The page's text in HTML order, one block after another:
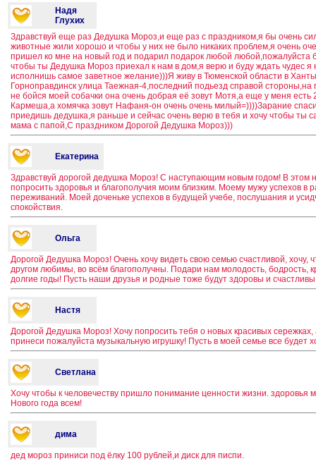
Надя
Глухих
Здравствуй еще раз Дедушка Мороз,и еще раз с праздником,я бы очень
животные жили хорошо и чтобы у них не было никаких проблем,я очень
пришел ко мне на новый год и подарил подарок любой любой,пожалуйста
чтобы ты Дедушка Мороз приехал к нам в дом,я верю и буду ждать чудес
исполнишь самое заветное желание)))Я живу в Тюменской области в
Горноправдинск улица Таежная-4,последний подьезд справой стороны,на
не бойся моей собачки она очень добрая её зовут Мотя,а еще у меня
Кармеша,а хомячка зовут Нафаня-он очень очень милый=))))Зарание
приедишь дедушка,я раньше и сейчас очень верю в тебя и хочу чтобы ты
мама с папой,С праздником Дорогой Дедушка Мороз)))
Екатерина
Здравствуй дорогой дедушка Мороз! С наступающим новым годом! В этом
попросить здоровья и благополучия моим близким. Моему мужу успехов в
переживаний. Моей доченьке успехов в будущей учебе, послушания и
спокойствия.
Ольга
Дорогой Дедушка Мороз! Очень хочу видеть свою семью счастливой, хочу,
другом любимы, во всём благополучны. Подари нам молодость, бодрость,
долгие годы! Пусть наши друзья и родные тоже будут здоровы и
Настя
Дорогой Дедушка Мороз! Хочу попросить тебя о новых красивых
принеси пожалуйста музыкальную игрушку! Пусть в моей семье все будет
Светлана
Хочу чтобы к человечеству пришло понимание ценности жизни. здоровья
Нового года всем!
дима
дед мороз приниси под ёлку 100 рублей,и диск для писпи.